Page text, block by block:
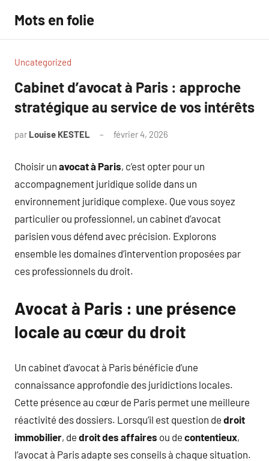
contenu
Mots en folie
Uncategorized
Cabinet d’avocat à Paris : approche
stratégique au service de vos intérêts
par Louise KESTEL février 4, 2026
Choisir un avocat à Paris, c’est opter pour un
accompagnement juridique solide dans un
environnement juridique complexe. Que vous soyez
particulier ou professionnel, un cabinet d’avocat
parisien vous défend avec précision. Explorons
ensemble les domaines d’intervention proposées par
ces professionnels du droit.
Avocat à Paris : une présence
locale au cœur du droit
Un cabinet d’avocat à Paris bénéficie d’une
connaissance approfondie des juridictions locales.
Cette présence au cœur de Paris permet une meilleure
réactivité des dossiers. Lorsqu’il est question de droit
immobilier, de droit des affaires ou de contentieux,
l’avocat à Paris adapte ses conseils à chaque situation.